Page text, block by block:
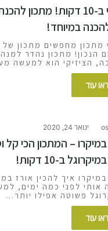
צזיקי ב-10 דקות! מתכון
במיוחד!
מתכון מחפשים מתכון של
הנכון! מתכון נהדר
הציזיקי הוא למעשה
עוד
ינואר 24, 2020
במיקרו – המתכון הכי
ב-10 דקות!
במיקרו איך להכין אורז
אותי לפני כמה ימים,
פשוטה אפילו יותר…
עוד